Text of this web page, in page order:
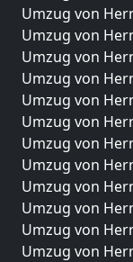
Umzug von
Umzug von
Umzug von
Umzug von
Umzug von
Umzug von
Umzug von
Umzug von
Umzug von
Umzug von
Umzug von
Umzug von